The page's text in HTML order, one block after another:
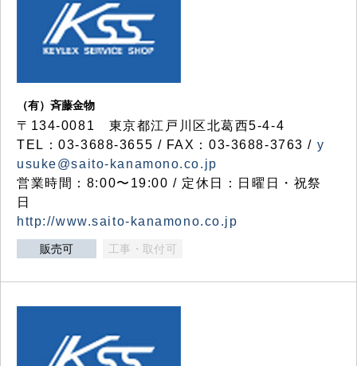
（有）斉藤金物
〒134-0081 東京都江戸川区北葛西5-4-4
TEL：03-3688-3655 / FAX：03-3688-3763 / y
usuke@saito-kanamono.co.jp
営業時間：8:00〜19:00 / 定休日：日曜日・祝祭
日
http://www.saito-kanamono.co.jp
販売可 工事・取付可